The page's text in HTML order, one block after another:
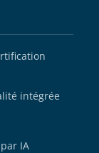
intégrée
IA